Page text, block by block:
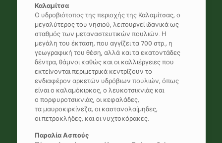
Καλαμίτσα
Ο υδροβιότοπος της περιοχής της Καλαμίτσας, ο
μεγαλύτερος του νησιού, λειτουργεί ιδανικά ως
σταθμός των μεταναστευτικών πουλιών. Η
μεγάλη του έκταση, που αγγίζει τα 700 στρ., η
γεωγραφική του θέση, αλλά και τα εκατοντάδες
δέντρα, θάμνοι καθώς και οι καλλιέργειες που
εκτείνονται περιμετρικά κεντρίζουν το
ενδιαφέρον αρκετών υδρόβιων πουλιών, όπως
είναι ο καλαμόκιρκος, ο λευκοτσικνιάς και
ο πορφυροτσικνιάς, οι κεφαλάδες,
τα μαυροκιρκίνεζα, οι καστανολαίμηδες,
οι πετροκλήδες, και οι νυχτοκόρακες.
Παραλία Ασπούς